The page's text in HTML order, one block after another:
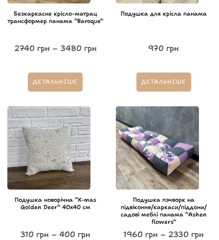
Безкаркасне крісло-матрац
трансформер панама “Baroque”
2740 грн – 3480 грн
ДЕТАЛЬНІШЕ
Подушка для крісла панама
970 грн
ДЕТАЛЬНІШЕ
Подушка новорічна “X-mas
Golden Deer” 40х40 см
310 грн – 400 грн
Подушка пэчворк на
підвіконня/каркаси/піддони/
садові меблі панама “Ashen
flowers”
1960 грн – 2330 грн